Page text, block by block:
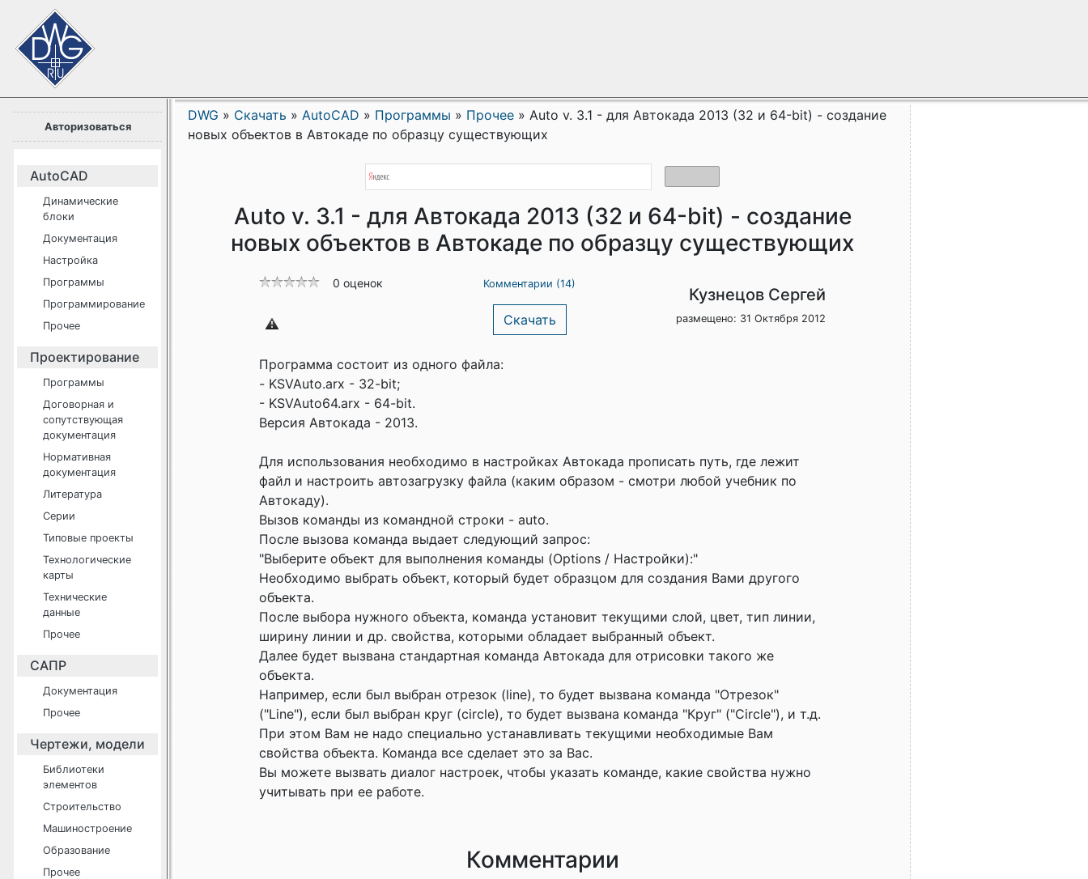
Авторизоваться
AutoCAD
Динамические
блоки
Документация
Настройка
Программы
Программирование
Прочее
Проектирование
Программы
Договорная и
сопутствующая
документация
Нормативная
документация
Литература
Серии
Типовые проекты
Технологические
карты
Технические
данные
Прочее
САПР
Документация
Прочее
Чертежи, модели
Библиотеки
элементов
Строительство
Машиностроение
Образование
Прочее
DWG » Скачать » AutoCAD » Программы » Прочее » Auto v. 3.1 - для Автокада 2013 (32 и 64-bit) - создание
новых объектов в Автокаде по образцу существующих
Auto v. 3.1 - для Автокада 2013 (32 и 64-bit) - создание
новых объектов в Автокаде по образцу существующих
0 оценок Комментарии (14)
Скачать
Кузнецов Сергей
размещено: 31 Октября 2012
Программа состоит из одного файла:
- KSVAuto.arx - 32-bit;
- KSVAuto64.arx - 64-bit.
Версия Автокада - 2013.
Для использования необходимо в настройках Автокада прописать путь, где лежит
файл и настроить автозагрузку файла (каким образом - смотри любой учебник по
Автокаду).
Вызов команды из командной строки - auto.
После вызова команда выдает следующий запрос:
"Выберите объект для выполнения команды (Options / Настройки):"
Необходимо выбрать объект, который будет образцом для создания Вами другого
объекта.
После выбора нужного объекта, команда установит текущими слой, цвет, тип линии,
ширину линии и др. свойства, которыми обладает выбранный объект.
Далее будет вызвана стандартная команда Автокада для отрисовки такого же
объекта.
Например, если был выбран отрезок (line), то будет вызвана команда "Отрезок"
("Line"), если был выбран круг (circle), то будет вызвана команда "Круг" ("Circle"), и т.д.
При этом Вам не надо специально устанавливать текущими необходимые Вам
свойства объекта. Команда все сделает это за Вас.
Вы можете вызвать диалог настроек, чтобы указать команде, какие свойства нужно
учитывать при ее работе.
Комментарии